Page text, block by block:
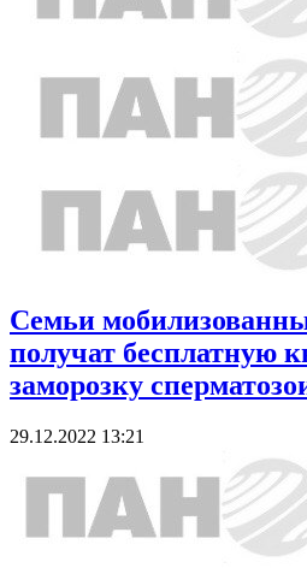
Семьи
получат бесплатную
заморозку
29.12.2022 13:21